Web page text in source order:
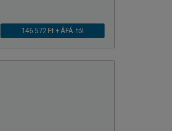
146 572 Ft + ÁFÁ-tól